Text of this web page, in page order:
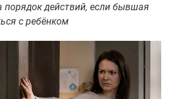
порядок действий, если бывшая
с ребёнком